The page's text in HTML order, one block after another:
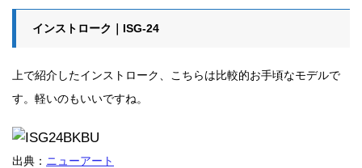
インストローク｜ISG-24
上で紹介したインストローク、こちらは比較的お手頃なモデルで
す。軽いのもいいですね。
出典： ニューアート